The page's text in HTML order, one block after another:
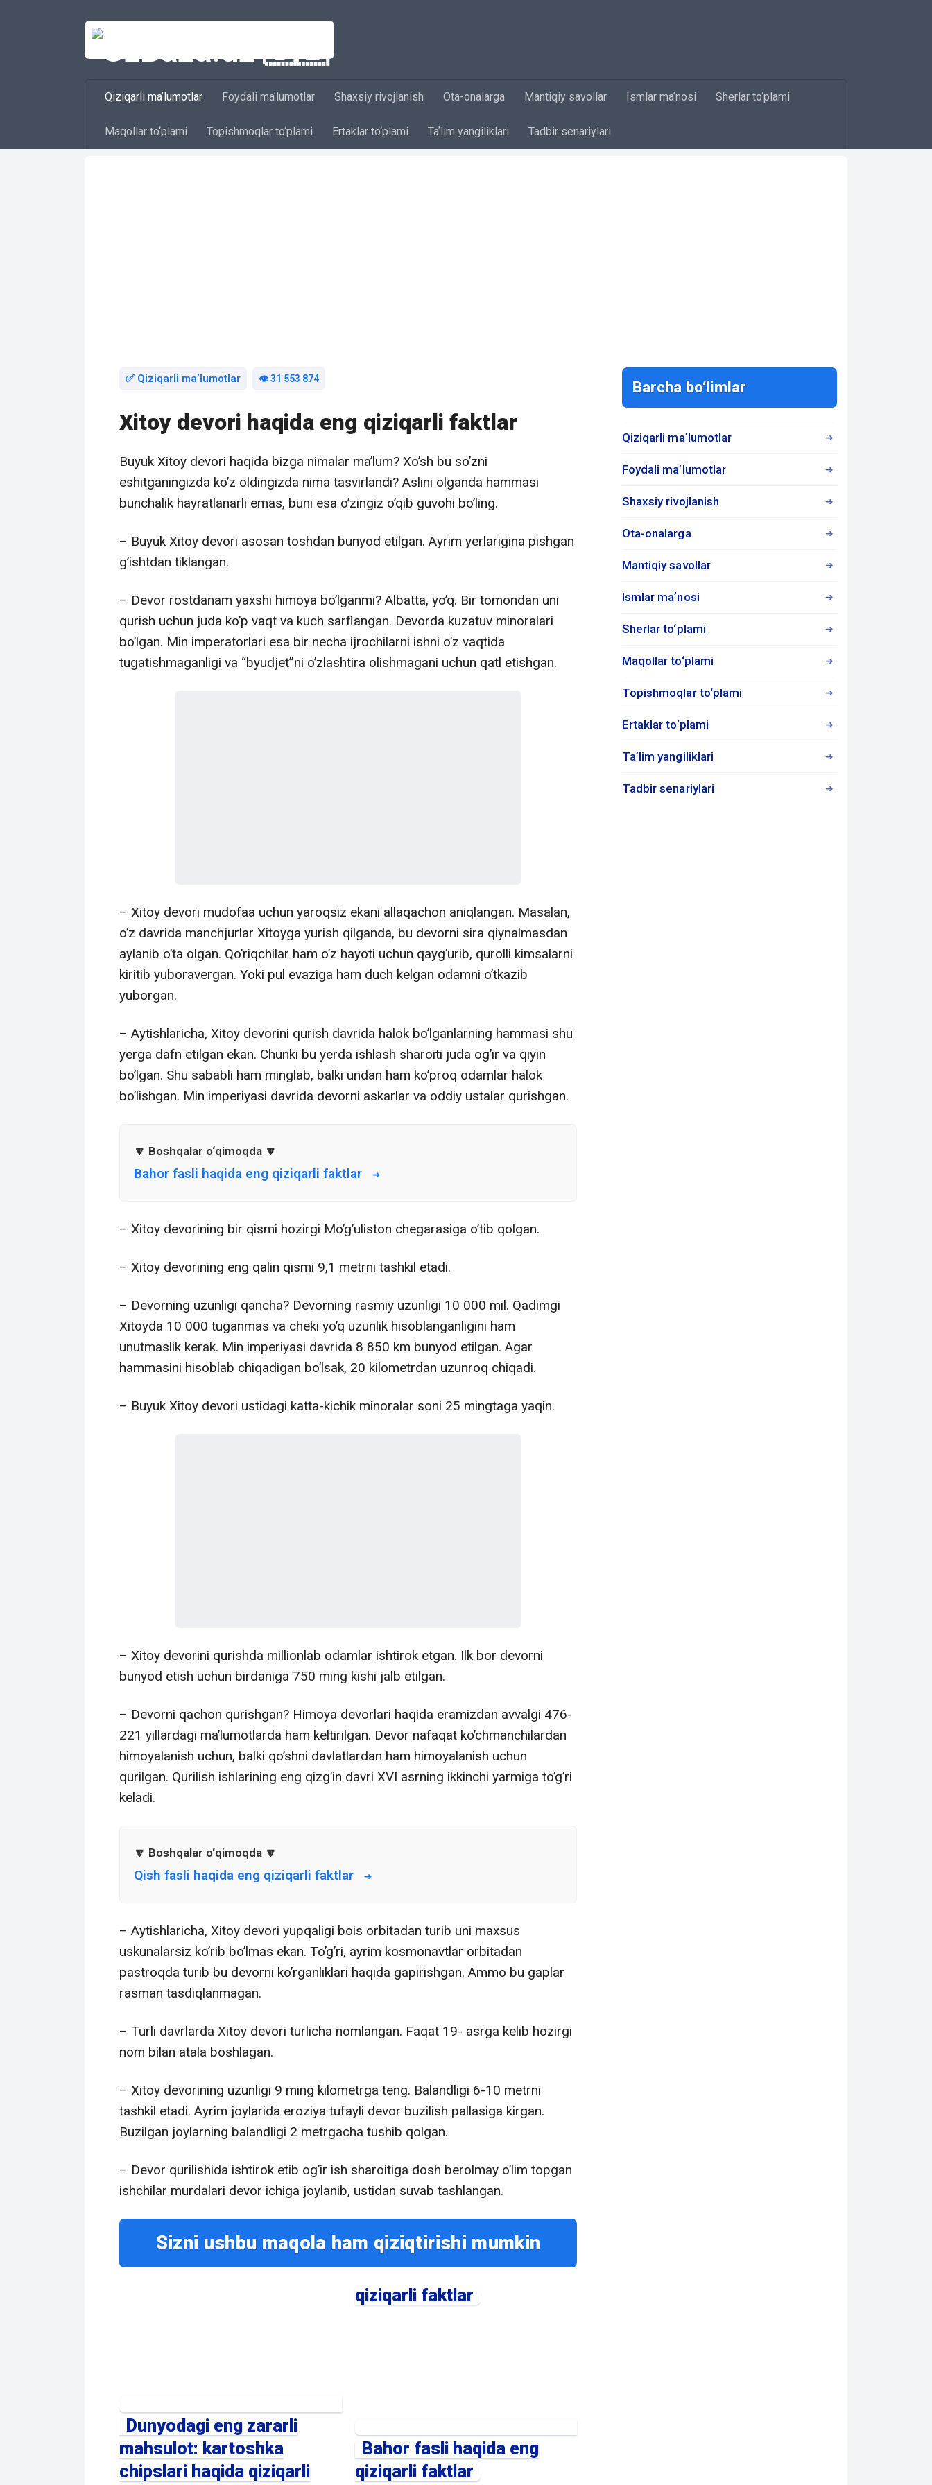
Skip to content
Qiziqarli maʼlumotlar Foydali maʼlumotlar Shaxsiy rivojlanish Ota-onalarga Mantiqiy savollar Ismlar maʼnosi Sherlar to‘plami
Maqollar to‘plami Topishmoqlar to‘plami Ertaklar to‘plami Taʼlim yangiliklari Tadbir senariylari
✅ Qiziqarli maʼlumotlar 👁️ 31 553 874
Xitoy devori haqida eng qiziqarli faktlar
Buyuk Xitoy devori haqida bizga nimalar ma’lum? Xo’sh bu so’zni
eshitganingizda ko’z oldingizda nima tasvirlandi? Aslini olganda hammasi
bunchalik hayratlanarli emas, buni esa o’zingiz o’qib guvohi bo’ling.
– Buyuk Xitoy devori asosan toshdan bunyod etilgan. Ayrim yerlarigina pishgan
g’ishtdan tiklangan.
– Devor rostdanam yaxshi himoya bo’lganmi? Albatta, yo’q. Bir tomondan uni
qurish uchun juda ko’p vaqt va kuch sarflangan. Devorda kuzatuv minoralari
bo’lgan. Min imperatorlari esa bir necha ijrochilarni ishni o’z vaqtida
tugatishmaganligi va “byudjet”ni o’zlashtira olishmagani uchun qatl etishgan.
– Xitoy devori mudofaa uchun yaroqsiz ekani allaqachon aniqlangan. Masalan,
o’z davrida manchjurlar Xitoyga yurish qilganda, bu devorni sira qiynalmasdan
aylanib o’ta olgan. Qo’riqchilar ham o’z hayoti uchun qayg’urib, qurolli kimsalarni
kiritib yuboravergan. Yoki pul evaziga ham duch kelgan odamni o’tkazib
yuborgan.
– Aytishlaricha, Xitoy devorini qurish davrida halok bo’lganlarning hammasi shu
yerga dafn etilgan ekan. Chunki bu yerda ishlash sharoiti juda og’ir va qiyin
bo’lgan. Shu sababli ham minglab, balki undan ham ko’proq odamlar halok
bo’lishgan. Min imperiyasi davrida devorni askarlar va oddiy ustalar qurishgan.
Bahor fasli haqida eng qiziqarli faktlar
– Xitoy devorining bir qismi hozirgi Mo’g’uliston chegarasiga o’tib qolgan.
– Xitoy devorining eng qalin qismi 9,1 metrni tashkil etadi.
– Devorning uzunligi qancha? Devorning rasmiy uzunligi 10 000 mil. Qadimgi
Xitoyda 10 000 tuganmas va cheki yo’q uzunlik hisoblanganligini ham
unutmaslik kerak. Min imperiyasi davrida 8 850 km bunyod etilgan. Agar
hammasini hisoblab chiqadigan bo’lsak, 20 kilometrdan uzunroq chiqadi.
– Buyuk Xitoy devori ustidagi katta-kichik minoralar soni 25 mingtaga yaqin.
– Xitoy devorini qurishda millionlab odamlar ishtirok etgan. Ilk bor devorni
bunyod etish uchun birdaniga 750 ming kishi jalb etilgan.
– Devorni qachon qurishgan? Himoya devorlari haqida eramizdan avvalgi 476-
221 yillardagi ma’lumotlarda ham keltirilgan. Devor nafaqat ko’chmanchilardan
himoyalanish uchun, balki qo’shni davlatlardan ham himoyalanish uchun
qurilgan. Qurilish ishlarining eng qizg’in davri XVI asrning ikkinchi yarmiga to’g’ri
keladi.
Qish fasli haqida eng qiziqarli faktlar
– Aytishlaricha, Xitoy devori yupqaligi bois orbitadan turib uni maxsus
uskunalarsiz ko’rib bo’lmas ekan. To’g’ri, ayrim kosmonavtlar orbitadan
pastroqda turib bu devorni ko’rganliklari haqida gapirishgan. Ammo bu gaplar
rasman tasdiqlanmagan.
– Turli davrlarda Xitoy devori turlicha nomlangan. Faqat 19- asrga kelib hozirgi
nom bilan atala boshlagan.
– Xitoy devorining uzunligi 9 ming kilometrga teng. Balandligi 6-10 metrni
tashkil etadi. Ayrim joylarida eroziya tufayli devor buzilish pallasiga kirgan.
Buzilgan joylarning balandligi 2 metrgacha tushib qolgan.
– Devor qurilishida ishtirok etib og’ir ish sharoitiga dosh berolmay o’lim topgan
ishchilar murdalari devor ichiga joylanib, ustidan suvab tashlangan.
Sizni ushbu maqola ham qiziqtirishi mumkin
Dunyodagi eng zararli
mahsulot: kartoshka
chipslari haqida qiziqarli
qiziqarli faktlar
Bahor fasli haqida eng
qiziqarli faktlar
Barcha bo‘limlar
Qiziqarli maʼlumotlar
Foydali maʼlumotlar
Shaxsiy rivojlanish
Ota-onalarga
Mantiqiy savollar
Ismlar maʼnosi
Sherlar to‘plami
Maqollar to‘plami
Topishmoqlar to‘plami
Ertaklar to‘plami
Taʼlim yangiliklari
Tadbir senariylari